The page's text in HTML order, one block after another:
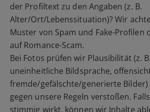
der Profiltext zu den Angaben (z. B.
Alter/Ort/Lebenssituation)? Wir
Muster von Spam und Fake-Profilen
auf Romance-Scam.
Bei Fotos prüfen wir Plausibilität (z.
uneinheitliche Bildsprache,
fremde/gefälschte/generierte
gegen unsere Regeln verstoßen.
stimmig wirkt, können wir Inhalte